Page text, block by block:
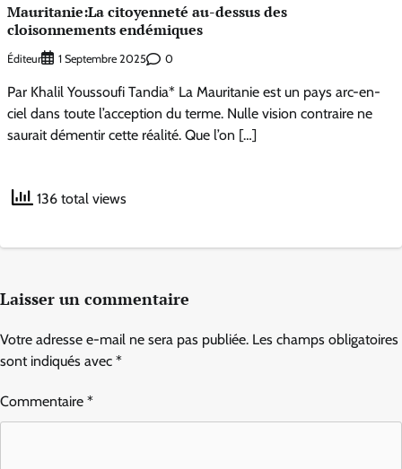
Mauritanie:La citoyenneté au-dessus des
cloisonnements endémiques
Éditeur 1 Septembre 2025 0
Par Khalil Youssoufi Tandia* La Mauritanie est un pays arc-en-
ciel dans toute l’acception du terme. Nulle vision contraire ne
saurait démentir cette réalité. Que l’on […]
136 total views
Laisser un commentaire
Votre adresse e-mail ne sera pas publiée. Les champs obligatoires
sont indiqués avec *
Commentaire *